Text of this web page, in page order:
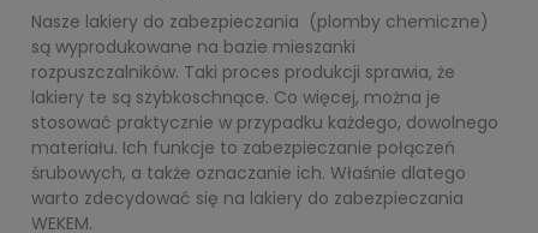
Nasze lakiery do zabezpieczania (plomby chemiczne)
są wyprodukowane na bazie mieszanki
rozpuszczalników. Taki proces produkcji sprawia, że
lakiery te są szybkoschnące. Co więcej, można je
stosować praktycznie w przypadku każdego, dowolnego
materiału. Ich funkcje to zabezpieczanie połączeń
śrubowych, a także oznaczanie ich. Właśnie dlatego
warto zdecydować się na lakiery do zabezpieczania
WEKEM.